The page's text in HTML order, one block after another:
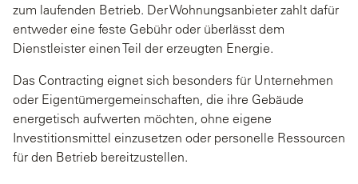
zum laufenden Betrieb. Der Wohnungsanbieter zahlt dafür
entweder eine feste Gebühr oder überlässt dem
Dienstleister einen Teil der erzeugten Energie.
Das Contracting eignet sich besonders für Unternehmen
oder Eigentümergemeinschaften, die ihre Gebäude
energetisch aufwerten möchten, ohne eigene
Investitionsmittel einzusetzen oder personelle Ressourcen
für den Betrieb bereitzustellen.